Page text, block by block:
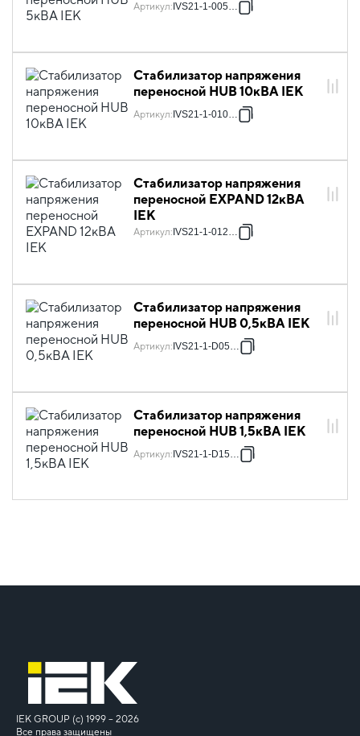
Артикул: IVS21-1-005-13
Стабилизатор напряжения
переносной HUB 10кВА IEK
Артикул: IVS21-1-010-13
Стабилизатор напряжения
переносной EXPAND 12кВА
IEK
Артикул: IVS21-1-012-11
Стабилизатор напряжения
переносной HUB 0,5кВА IEK
Артикул: IVS21-1-D05-13
Стабилизатор напряжения
переносной HUB 1,5кВА IEK
Артикул: IVS21-1-D15-13
IEK GROUP (c) 1999 – 2026
Все права защищены